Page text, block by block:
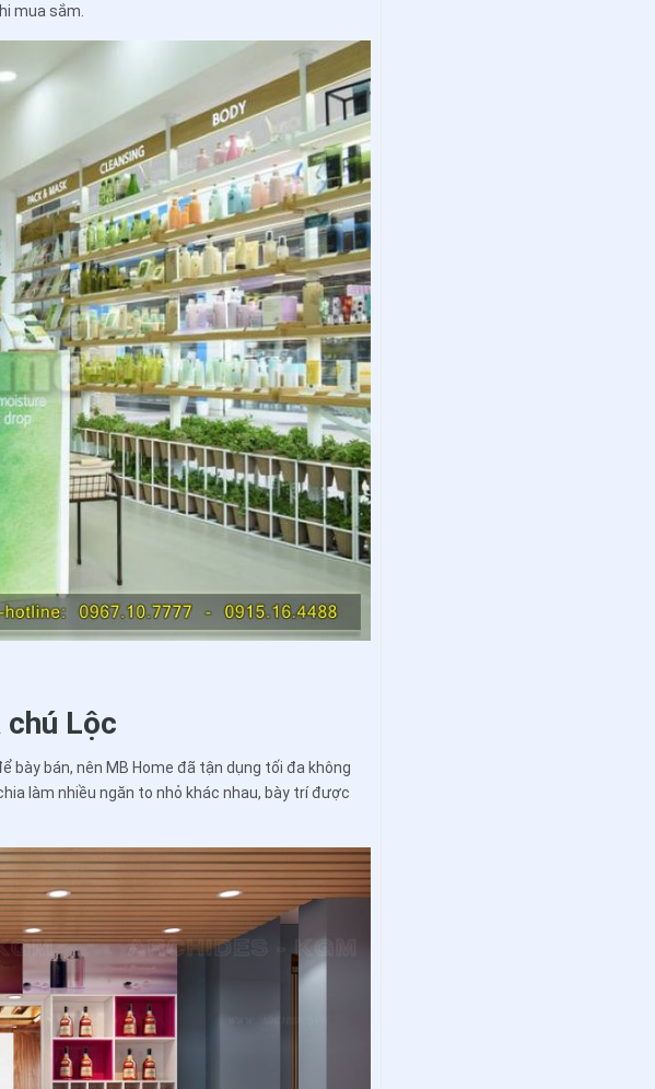
mua sắm.
Lộc
bày bán, nên MB Home đã tận dụng tối đa không
làm nhiều ngăn to nhỏ khác nhau, bày trí được